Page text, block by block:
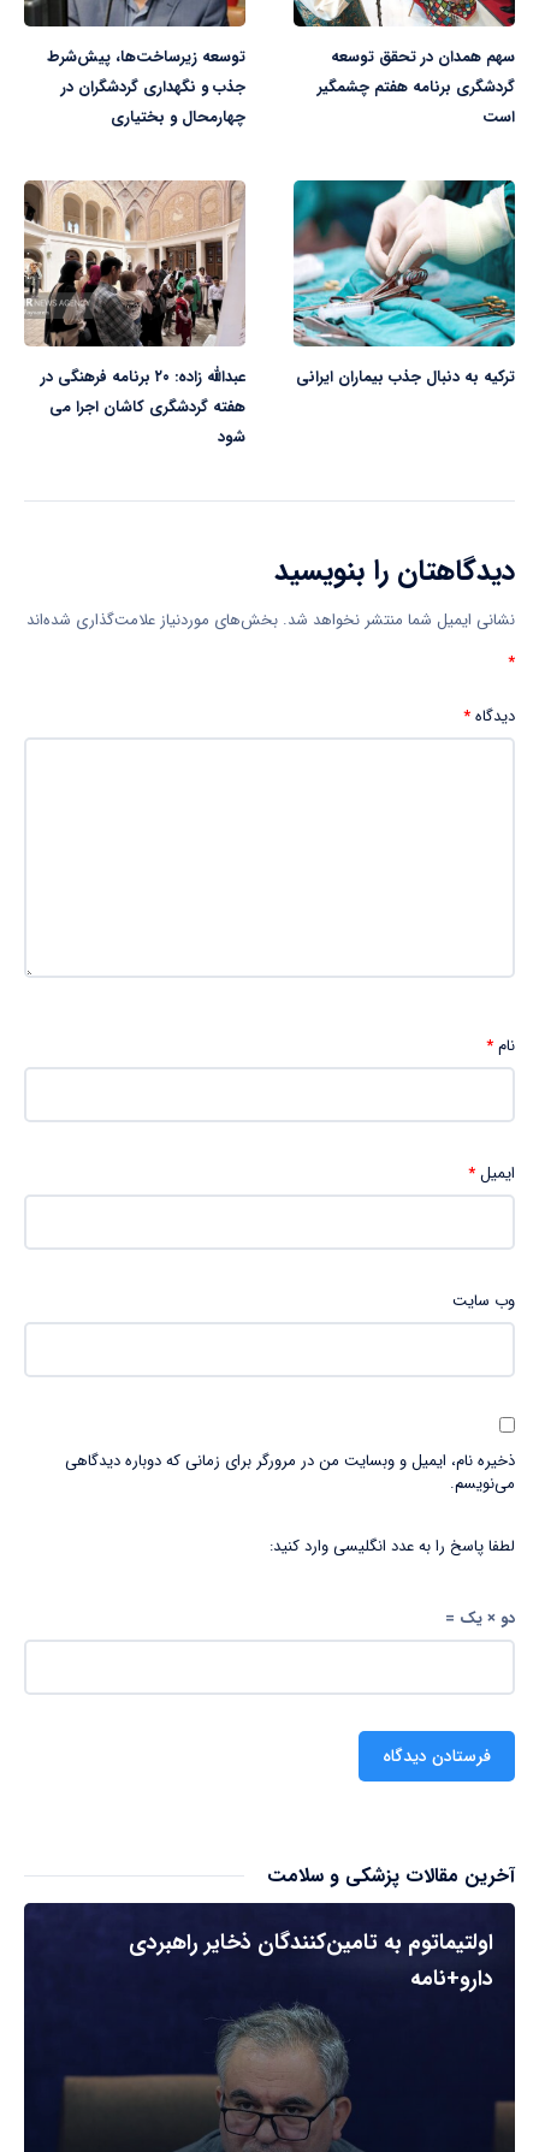
سهم همدان در تحقق توسعه
گردشگری برنامه هفتم چشمگیر
است
توسعه زیرساخت‌ها، پیش‌شرط
جذب و نگهداری گردشگران در
چهارمحال و بختیاری
ترکیه به دنبال جذب بیماران ایرانی
عبدالله زاده: ۲۰ برنامه فرهنگی در
هفته گردشگری کاشان اجرا می
شود
دیدگاهتان را بنویسید
نشانی ایمیل شما منتشر نخواهد شد. بخش‌های موردنیاز علامت‌گذاری شده‌اند
*
دیدگاه*
نام*
ایمیل*
وب‌ سایت
ذخیره نام، ایمیل و وبسایت من در مرورگر برای زمانی که دوباره دیدگاهی
می‌نویسم.
لطفا پاسخ را به عدد انگلیسی وارد کنید:
دو × یک =
آخرین مقالات پزشکی و سلامت
اولتیماتوم به تامین‌کنندگان ذخایر راهبردی
دارو+نامه